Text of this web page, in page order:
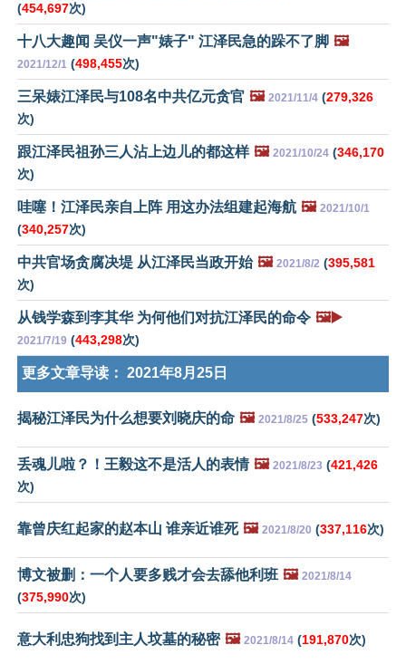
(454,697次)
十八大趣闻 吴仪一声"婊子" 江泽民急的跺不了脚 🖼️
2021/12/1 (498,455次)
三呆婊江泽民与108名中共亿元贪官 🖼️ 2021/11/4 (279,326
次)
跟江泽民祖孙三人沾上边儿的都这样 🖼️ 2021/10/24 (346,170
次)
哇噻！江泽民亲自上阵 用这办法组建起海航 🖼️ 2021/10/1
(340,257次)
中共官场贪腐决堤 从江泽民当政开始 🖼️ 2021/8/2 (395,581
次)
从钱学森到李其华 为何他们对抗江泽民的命令 🖼️▶️
2021/7/19 (443,298次)
更多文章导读： 2021年8月25日
揭秘江泽民为什么想要刘晓庆的命 🖼️ 2021/8/25 (533,247次)
丢魂儿啦？！王毅这不是活人的表情 🖼️ 2021/8/23 (421,426
次)
靠曾庆红起家的赵本山 谁亲近谁死 🖼️ 2021/8/20 (337,116次)
博文被删：一个人要多贱才会去舔他利班 🖼️ 2021/8/14
(375,990次)
意大利忠狗找到主人坟墓的秘密 🖼️ 2021/8/14 (191,870次)